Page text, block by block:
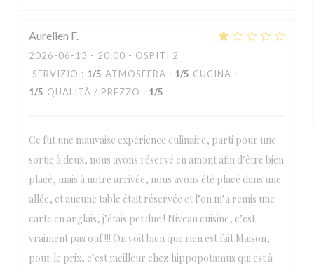
Aurelien F
2026-06-13 - 20:00 - OSPITI 2
SERVIZIO : 1/5 ATMOSFERA : 1/5 CUCINA :
1/5 QUALITÀ / PREZZO : 1/5
Ce fut une mauvaise expérience culinaire, parti pour une
sortie à deux, nous avons réservé en amont afin d’être bien
placé, mais à notre arrivée, nous avons été placé dans une
allée, et aucune table était réservée et l’on m’a remis une
carte en anglais, j’étais perdue ! Niveau cuisine, c’est
vraiment pas ouf !!! On voit bien que rien est fait Maison,
pour le prix, c’est meilleur chez hippopotamus qui est à